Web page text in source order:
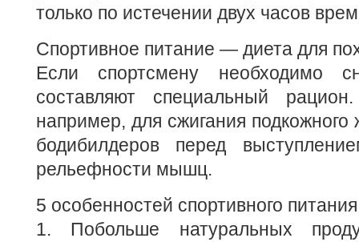
только по истечении двух часов
Спортивное питание — диета для
Если спортсмену необходимо
составляют специальный
например, для сжигания
бодибилдеров перед
рельефности мышц.
5 особенностей спортивного питания
1. Побольше натуральных